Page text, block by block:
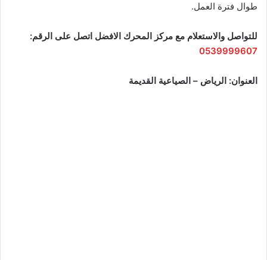
طوال فترة العمل.
للتواصل والاستعلام مع مركز المحرك الافضل اتصل على الرقم:
0539999607
العنوان: الرياض – الصياعية القديمة